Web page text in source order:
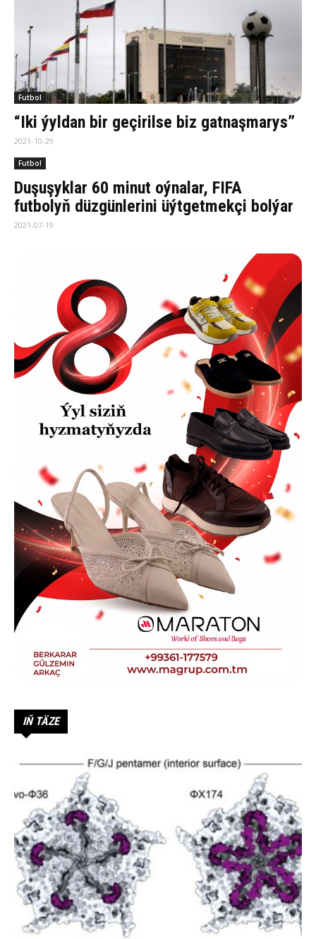
Futbol
“Iki ýyldan bir geçirilse biz gatnaşmarys”
2021-10-29
Futbol
Duşuşyklar 60 minut oýnalar, FIFA
futbolyň düzgünlerini üýtgetmekçi bolýar
2021-07-19
IŇ TÄZE